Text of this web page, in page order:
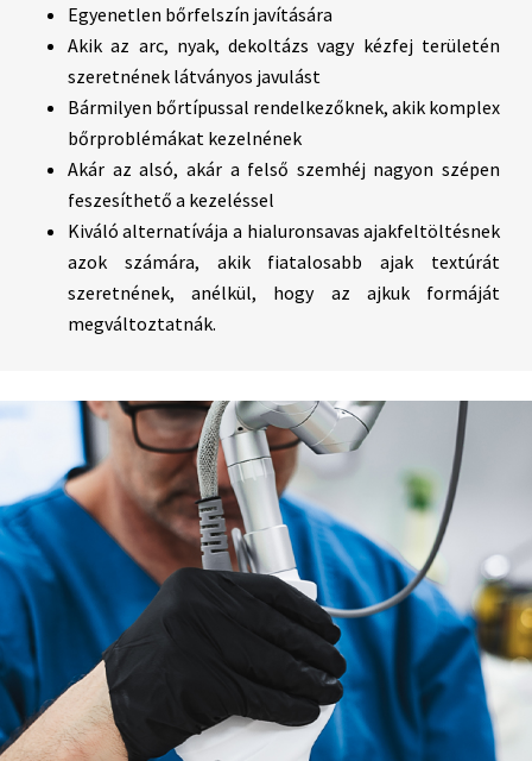
Egyenetlen bőrfelszín javítására
Akik az arc, nyak, dekoltázs vagy kézfej területén
szeretnének látványos javulást
Bármilyen bőrtípussal rendelkezőknek, akik komplex
bőrproblémákat kezelnének
Akár az alsó, akár a felső szemhéj nagyon szépen
feszesíthető a kezeléssel
Kiváló alternatívája a hialuronsavas ajakfeltöltésnek
azok számára, akik fiatalosabb ajak textúrát
szeretnének, anélkül, hogy az ajkuk formáját
megváltoztatnák.